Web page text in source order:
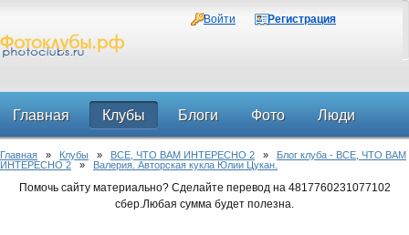
Войти Регистрация
Главная Клубы Блоги Фото Люди
Форум
Главная » Клубы » ВСЕ, ЧТО ВАМ ИНТЕРЕСНО 2 » Блог клуба - ВСЕ, ЧТО ВАМ
ИНТЕРЕСНО 2 » Валерия. Авторская кукла Юлии Цукан.
Помочь сайту материально? Сделайте перевод на 4817760231077102
сбер.Любая сумма будет полезна.